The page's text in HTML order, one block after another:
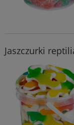
Jaszczurki